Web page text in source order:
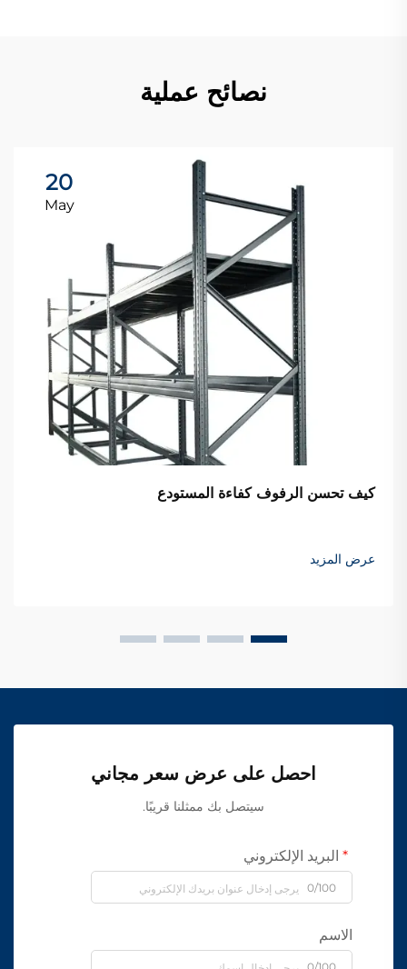
نصائح عملية
20
May
كيف تحسن الرفوف كفاءة المستودع
عرض المزيد
احصل على عرض سعر مجاني
سيتصل بك ممثلنا قريبًا.
البريد الإلكتروني
0/100
الاسم